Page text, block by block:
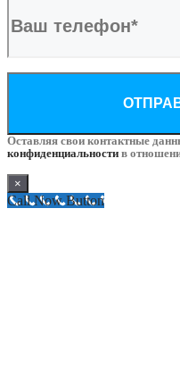
Оставляя свои контактные
конфиденциальности в
×
Call Now Button